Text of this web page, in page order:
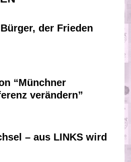
der Frieden
“Münchner
verändern”
– aus LINKS wird